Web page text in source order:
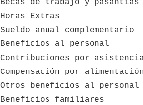
Becas de trabajo y pasantías
Horas Extras
Sueldo anual complementario
Beneficios al personal
Contribuciones por
Compensación por
Otros beneficios al personal
Beneficios familiares